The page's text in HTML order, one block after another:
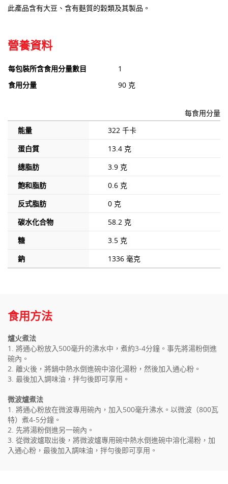
此產品含有大豆、含有麩質的穀類及其製品。
營養資料
每包裝所含食用分量數目
1
食用分量
90 克
每食用分量
能量
322 千卡
蛋白質
13.4 克
總脂肪
3.9 克
飽和脂肪
0.6 克
反式脂肪
0 克
碳水化合物
58.2 克
糖
3.5 克
鈉
1336 毫克
食用方法
爐火煮法
1. 將通心粉放入500毫升的沸水中，煮約3-4分鐘。事先將湯粉倒進
碗內。
2. 離火後，將鍋中熱水倒進碗中溶化湯粉，然後加入通心粉。
3. 最後加入調味油，拌勻後即可享用。
微波爐煮法
1. 將通心粉放在微波專用碗內，加入500毫升沸水。以微波（800瓦
特）煮4-5分鐘。
2. 先將湯粉倒進另一碗內。
3. 從微波爐取出後，將微波爐專用碗中熱水倒進碗中溶化湯粉，加
入通心粉，最後加入調味油，拌勻後即可享用。